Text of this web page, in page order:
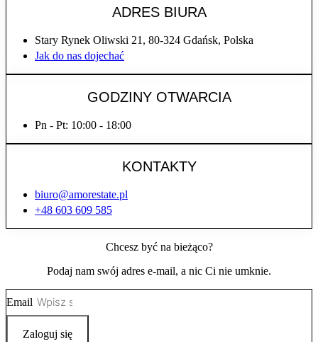
ADRES BIURA
Stary Rynek Oliwski 21, 80-324 Gdańsk, Polska
Jak do nas dojechać
GODZINY OTWARCIA
Pn - Pt: 10:00 - 18:00
KONTAKTY
biuro@amorestate.pl
+48 603 609 585
Chcesz być na bieżąco?
Podaj nam swój adres e-mail, a nic Ci nie umknie.
Email
Zaloguj się